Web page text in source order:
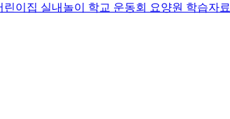
이집 실내놀이 학교 운동회 요양원 학습자료